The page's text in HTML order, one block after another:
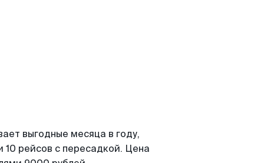
выгодные месяца в году,
рейсов с пересадкой. Цена